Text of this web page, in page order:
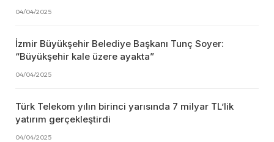
04/04/2025
İzmir Büyükşehir Belediye Başkanı Tunç Soyer:
“Büyükşehir kale üzere ayakta”
04/04/2025
Türk Telekom yılın birinci yarısında 7 milyar TL’lik
yatırım gerçekleştirdi
04/04/2025